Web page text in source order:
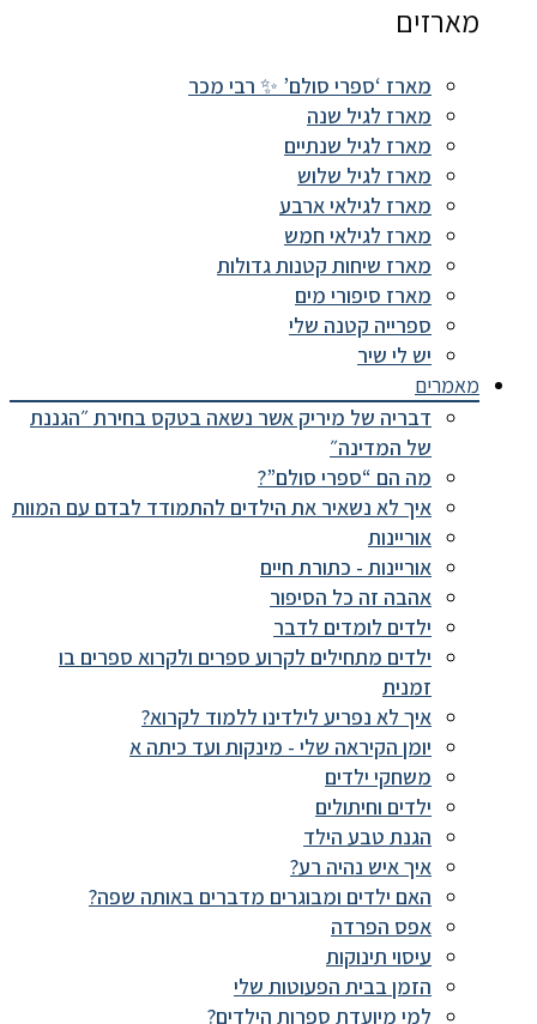
מארזים
מארז ‘ספרי סולם’ ✨ רבי מכר
מארז לגיל שנה
מארז לגיל שנתיים
מארז לגיל שלוש
מארז לגילאי ארבע
מארז לגילאי חמש
מארז שיחות קטנות גדולות
מארז סיפורי מים
ספרייה קטנה שלי
יש לי שיר
מאמרים
דבריה של מיריק אשר נשאה בטקס בחירת ״הגננת
של המדינה״
מה הם “ספרי סולם”?
איך לא נשאיר את הילדים להתמודד לבדם עם המוות
אוריינות
אוריינות - כתורת חיים
אהבה זה כל הסיפור
ילדים לומדים לדבר
ילדים מתחילים לקרוע ספרים ולקרוא ספרים בו
זמנית
איך לא נפריע לילדינו ללמוד לקרוא?
יומן הקיראה שלי - מינקות ועד כיתה א
משחקי ילדים
ילדים וחיתולים
הגנת טבע הילד
איך איש נהיה רע?
האם ילדים ומבוגרים מדברים באותה שפה?
אפס הפרדה
עיסוי תינוקות
הזמן בבית הפעוטות שלי
למי מיועדת ספרות הילדים?